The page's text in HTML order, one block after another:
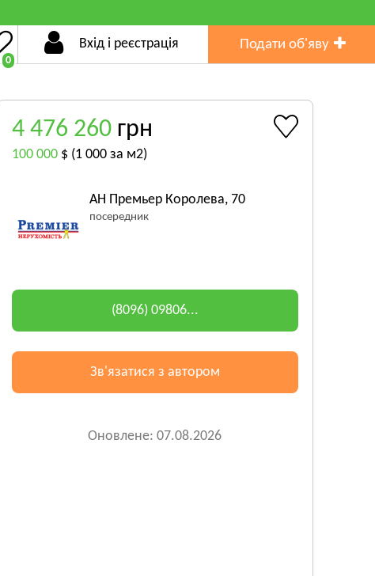
0
Вхід і реєстрація Подати об'яву
4 476 260 грн
100 000 $ (1 000 за м2)
АН Премьер Королева, 70
посередник
(8096) 09806...
Зв'язатися з автором
Оновлене: 07.08.2026